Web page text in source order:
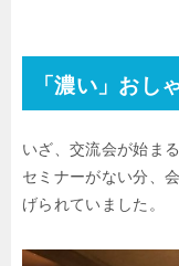
「濃い」おし
いざ、交流会が始ま
セミナーがない分、
げられていました。